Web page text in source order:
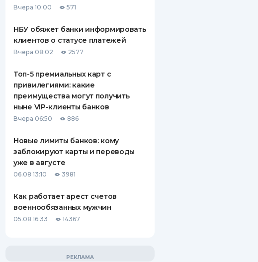
СТРАХОВАНИЮ
ВСЕ СТРАХОВЫЕ ПОЛИСЫ
ОТЗЫВЫ О СТРАХОВЫХ
КОМПАНИЯХ
Вчера 10:00 571
НБУ обяжет банки информировать
клиентов о статусе платежей
Вчера 08:02 2577
Топ-5 премиальных карт с
привилегиями: какие
преимущества могут получить
ныне VIP-клиенты банков
Вчера 06:50 886
Новые лимиты банков: кому
заблокируют карты и переводы
уже в августе
06.08 13:10 3981
Как работает арест счетов
военнообязанных мужчин
05.08 16:33 14367